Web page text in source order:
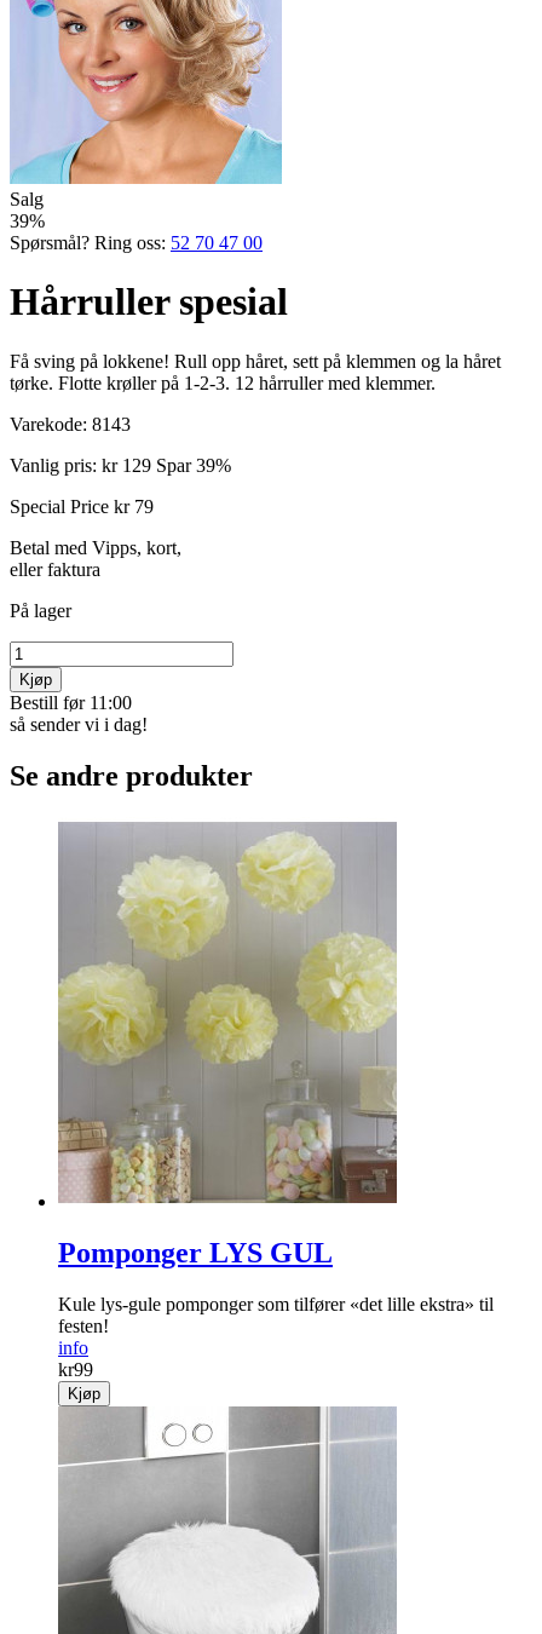
Salg
39%
Spørsmål? Ring oss: 52 70 47 00
Hårruller spesial
Få sving på lokkene! Rull opp håret, sett på klemmen og la håret
tørke. Flotte krøller på 1-2-3. 12 hårruller med klemmer.
Varekode: 8143
Vanlig pris: kr 129 Spar 39%
Special Price kr 79
Betal med Vipps, kort,
eller faktura
På lager
Kjøp
Bestill før 11:00
så sender vi i dag!
Se andre produkter
Pomponger LYS GUL
Kule lys-gule pomponger som tilfører «det lille ekstra» til
festen!
info
kr99
Kjøp